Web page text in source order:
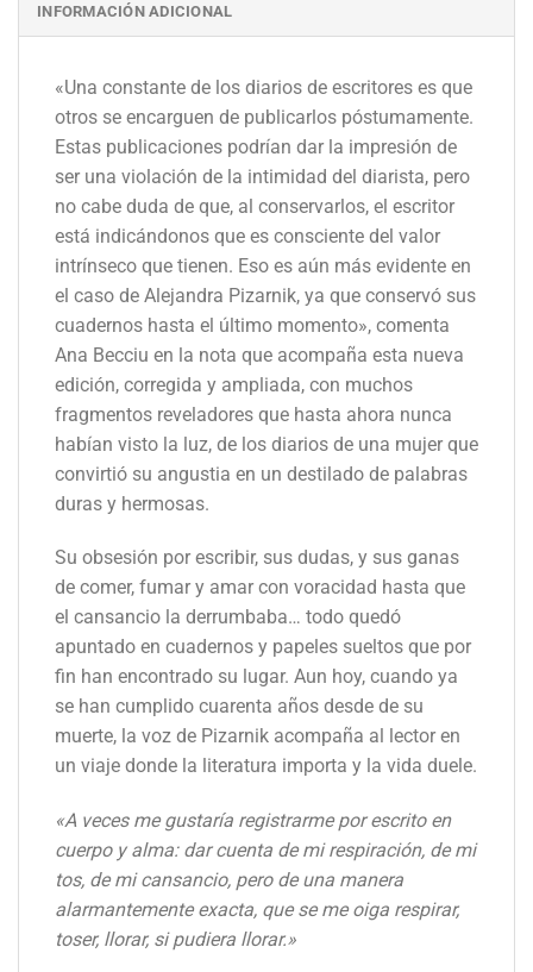
INFORMACIÓN ADICIONAL
«Una constante de los diarios de escritores es que
otros se encarguen de publicarlos póstumamente.
Estas publicaciones podrían dar la impresión de
ser una violación de la intimidad del diarista, pero
no cabe duda de que, al conservarlos, el escritor
está indicándonos que es consciente del valor
intrínseco que tienen. Eso es aún más evidente en
el caso de Alejandra Pizarnik, ya que conservó sus
cuadernos hasta el último momento», comenta
Ana Becciu en la nota que acompaña esta nueva
edición, corregida y ampliada, con muchos
fragmentos reveladores que hasta ahora nunca
habían visto la luz, de los diarios de una mujer que
convirtió su angustia en un destilado de palabras
duras y hermosas.
Su obsesión por escribir, sus dudas, y sus ganas
de comer, fumar y amar con voracidad hasta que
el cansancio la derrumbaba… todo quedó
apuntado en cuadernos y papeles sueltos que por
fin han encontrado su lugar. Aun hoy, cuando ya
se han cumplido cuarenta años desde de su
muerte, la voz de Pizarnik acompaña al lector en
un viaje donde la literatura importa y la vida duele.
«A veces me gustaría registrarme por escrito en
cuerpo y alma: dar cuenta de mi respiración, de mi
tos, de mi cansancio, pero de una manera
alarmantemente exacta, que se me oiga respirar,
toser, llorar, si pudiera llorar.»